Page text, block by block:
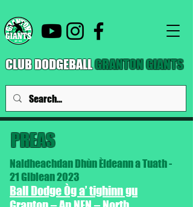
CLUB DODGEBALLGRANTON GIANTS
PREAS
Naidheachdan Dhùn Èideann a Tuath -
21 Giblean 2023
Ball Dodge Òg a’ tighinn gu